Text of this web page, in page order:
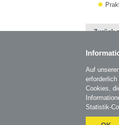
Zurück
Auf
Cookies,
Statistik-